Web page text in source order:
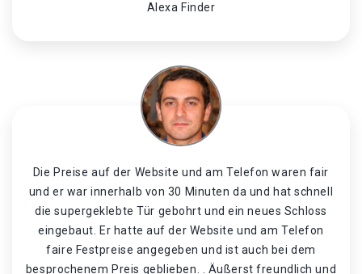
Alexa Finder
Die Preise auf der Website und am Telefon waren fair
und er war innerhalb von 30 Minuten da und hat schnell
die supergeklebte Tür gebohrt und ein neues Schloss
eingebaut. Er hatte auf der Website und am Telefon
faire Festpreise angegeben und ist auch bei dem
besprochenem Preis geblieben. . Äußerst freundlich und